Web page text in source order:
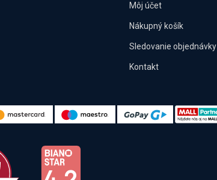
Môj účet
Nákupný košík
Sledovanie objednávky
Kontakt